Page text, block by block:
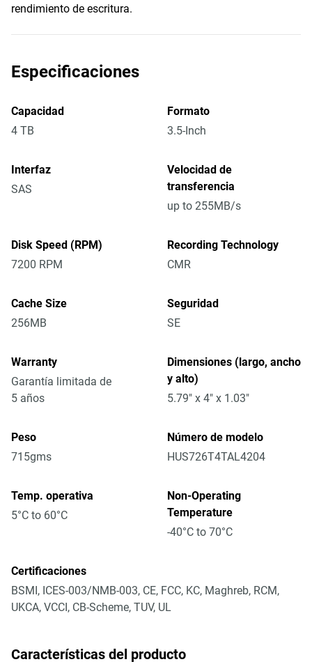
rendimiento de escritura.
Especificaciones
Capacidad
4 TB
Formato
3.5-Inch
Interfaz
SAS
Velocidad de
transferencia
up to 255MB/s
Disk Speed (RPM)
7200 RPM
Recording Technology
CMR
Cache Size
256MB
Seguridad
SE
Warranty
Garantía limitada de
5 años
Dimensiones (largo, ancho
y alto)
5.79" x 4" x 1.03"
Peso
715gms
Número de modelo
HUS726T4TAL4204
Temp. operativa
5°C to 60°C
Non-Operating
Temperature
-40°C to 70°C
Certificaciones
BSMI, ICES-003/NMB-003, CE, FCC, KC, Maghreb, RCM,
UKCA, VCCI, CB-Scheme, TUV, UL
Características del producto